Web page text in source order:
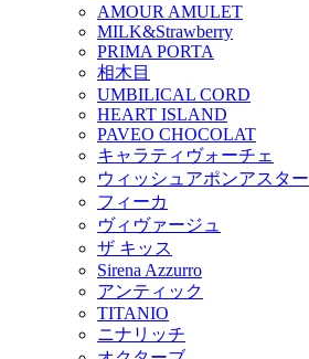
AMOUR AMULET
MILK&Strawberry
PRIMA PORTA
相木目
UMBILICAL CORD
HEART ISLAND
PAVEO CHOCOLAT
キャラティヴォーチェ
ウィッシュアポンアスター
フィーカ
ヴィヴァージュ
ザ キッス
Sirena Azzurro
アンティック
TITANIO
ニナリッチ